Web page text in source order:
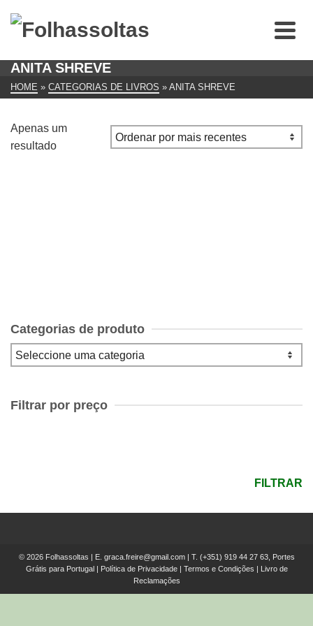
ANITA SHREVE
HOME » CATEGORIAS DE LIVROS » ANITA SHREVE
Apenas um
resultado
Categorias de produto
Filtrar por preço
FILTRAR
© 2026 Folhassoltas | E. graca.freire@gmail.com| T. (+351) 919 44 27 63, Portes
Grátis para Portugal
Política de Privacidade| Termos e Condições
Livro de
Reclamações